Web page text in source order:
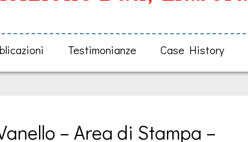
Testimonianze Case History
– Area di Stampa –